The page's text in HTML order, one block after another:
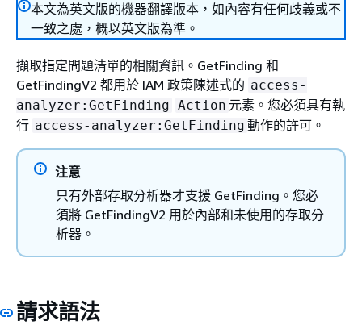
本文為英文版的機器翻譯版本，如內容有任何歧義或不
一致之處，概以英文版為準。
擷取指定問題清單的相關資訊。GetFinding 和
GetFindingV2 都用於 IAM 政策陳述式的 access-
analyzer:GetFinding Action 元素。您必須具有執
行 access-analyzer:GetFinding 動作的許可。
注意
只有外部存取分析器才支援 GetFinding。您必
須將 GetFindingV2 用於內部和未使用的存取分
析器。
請求語法